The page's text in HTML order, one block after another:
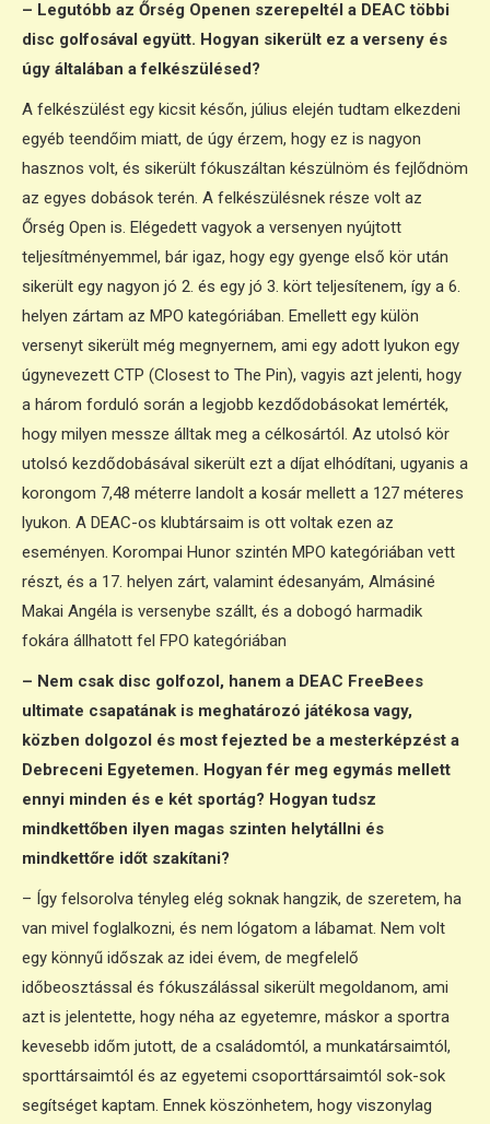
– Legutóbb az Őrség Openen szerepeltél a DEAC többi
disc golfosával együtt. Hogyan sikerült ez a verseny és
úgy általában a felkészülésed?
A felkészülést egy kicsit későn, július elején tudtam elkezdeni
egyéb teendőim miatt, de úgy érzem, hogy ez is nagyon
hasznos volt, és sikerült fókuszáltan készülnöm és fejlődnöm
az egyes dobások terén. A felkészülésnek része volt az
Őrség Open is. Elégedett vagyok a versenyen nyújtott
teljesítményemmel, bár igaz, hogy egy gyenge első kör után
sikerült egy nagyon jó 2. és egy jó 3. kört teljesítenem, így a 6.
helyen zártam az MPO kategóriában. Emellett egy külön
versenyt sikerült még megnyernem, ami egy adott lyukon egy
úgynevezett CTP (Closest to The Pin), vagyis azt jelenti, hogy
a három forduló során a legjobb kezdődobásokat lemérték,
hogy milyen messze álltak meg a célkosártól. Az utolsó kör
utolsó kezdődobásával sikerült ezt a díjat elhódítani, ugyanis a
korongom 7,48 méterre landolt a kosár mellett a 127 méteres
lyukon. A DEAC-os klubtársaim is ott voltak ezen az
eseményen. Korompai Hunor szintén MPO kategóriában vett
részt, és a 17. helyen zárt, valamint édesanyám, Almásiné
Makai Angéla is versenybe szállt, és a dobogó harmadik
fokára állhatott fel FPO kategóriában
– Nem csak disc golfozol, hanem a DEAC FreeBees
ultimate csapatának is meghatározó játékosa vagy,
közben dolgozol és most fejezted be a mesterképzést a
Debreceni Egyetemen. Hogyan fér meg egymás mellett
ennyi minden és e két sportág? Hogyan tudsz
mindkettőben ilyen magas szinten helytállni és
mindkettőre időt szakítani?
– Így felsorolva tényleg elég soknak hangzik, de szeretem, ha
van mivel foglalkozni, és nem lógatom a lábamat. Nem volt
egy könnyű időszak az idei évem, de megfelelő
időbeosztással és fókuszálással sikerült megoldanom, ami
azt is jelentette, hogy néha az egyetemre, máskor a sportra
kevesebb időm jutott, de a családomtól, a munkatársaimtól,
sporttársaimtól és az egyetemi csoporttársaimtól sok-sok
segítséget kaptam. Ennek köszönhetem, hogy viszonylag